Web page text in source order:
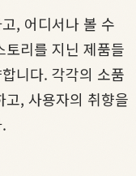
, 어디서나 볼 수
리를 지닌 제품들
니다. 각각의 소품
, 사용자의 취향을